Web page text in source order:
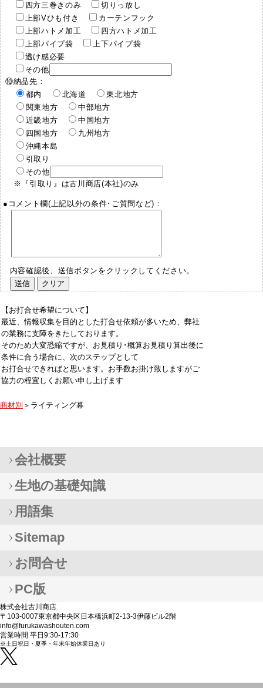
四方三巻きのみ
切りっ放し
上部Vひも付き
カーテンフック
上部ハトメ加工
四方ハトメ加工
上部パイプ袋
上下パイプ袋
透け感必要
その他
⑩納品先：
都内
北海道
東北地方
関東地方
中部地方
近畿地方
中国地方
四国地方
九州地方
沖縄本島
引取り
その他
※『引取り』は古川商店(本社)のみ
●コメント欄(上記以外の条件･ご質問など)：
内容確認後、送信ボタンをクリックしてください。
【お打合せ希望について】
最近、情報収集を目的とした打合せ依頼が多いため、弊社
の業務に支障をきたしております。
そのため大変恐縮ですが、お見積り･概算お見積り算出後に
条件に合う場合に、次のステップとして
お打合せできればと思います。お手数お掛け致しますがご
協力の程宜しくお願い申し上げます
商材別 ＞ライティング幕
会社概要
生地の基礎知識
用語集
Sitemap
お問合せ
PC版
株式会社古川商店
〒103-0007東京都中央区日本橋浜町2-13-3伊藤ビル2階
info@furukawashouten.com
営業時間 平日9:30-17:30
※土日祝日・夏季・年末年始休業日あり